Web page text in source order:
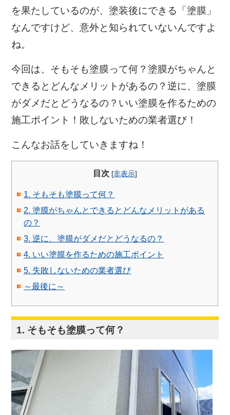
を果たしているのが、塗装後にできる「塗膜」
なんですけど、意外と知られていないんですよ
ね。
今回は、 そもそも塗膜って何？塗膜がちゃんと
できるとどんなメリットがあるの？逆に、塗膜
がダメだとどうなるの？ いい塗膜を作るための
施工ポイント！ 敗しないための業者選び！
こんなお話をしていきますね！
目次 [非表示]
1. そもそも塗膜って何？
2. 塗膜がちゃんとできるとどんなメリットがある
の？
3. 逆に、塗膜がダメだとどうなるの？
4. いい塗膜を作るための施工ポイント
5. 失敗しないための業者選び
～最後に～
1. そもそも塗膜って何？